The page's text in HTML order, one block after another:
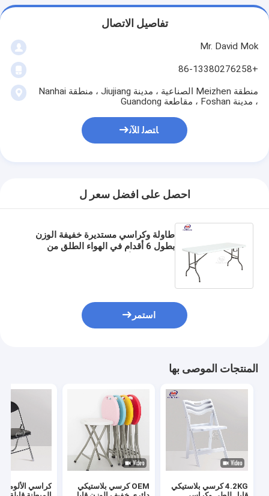
تفاصيل الاتصال
Mr. David Mok
+86-13380276258
منطقة Meizhen الصناعية ، مدينة Jiujiang ، منطقة Nanhai
، مدينة Foshan ، مقاطعة Guandong
ﺎﺘﺼﻟ ﺍﻶﻧ
احصل على افضل سعر ل
طاولة وكراسي مستديرة خفيفة الوزن
بطول 6 أقدام في الهواء الطلق من
استمر
المنتجات الموصى بها
4.2KG كرسي بلاستيكي
OEM كرسي بلاستيكي
كراسي